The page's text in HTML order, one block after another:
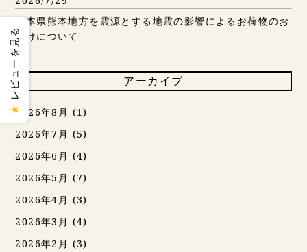
熊本県熊本地方を震源とする地震の影響によるお荷物のお
届けについて
アーカイブ
2026年8月 (1)
2026年7月 (5)
2026年6月 (4)
2026年5月 (7)
2026年4月 (3)
2026年3月 (4)
2026年2月 (3)
★
レビューを見る